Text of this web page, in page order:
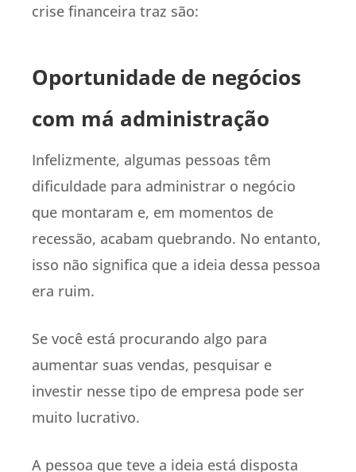
crise financeira traz são:
Oportunidade de negócios
com má administração
Infelizmente, algumas pessoas têm
dificuldade para administrar o negócio
que montaram e, em momentos de
recessão, acabam quebrando. No entanto,
isso não significa que a ideia dessa pessoa
era ruim.
Se você está procurando algo para
aumentar suas vendas, pesquisar e
investir nesse tipo de empresa pode ser
muito lucrativo.
A pessoa que teve a ideia está disposta